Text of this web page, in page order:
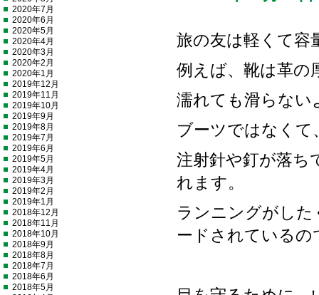
旅の友は軽くて容
例えば、靴は革の
濡れても滑らない
ブーツではなく
注射針や釘が落ち
れます。
ランニングがし
ードされているの
2020年7月
2020年6月
2020年5月
2020年4月
2020年3月
2020年2月
2020年1月
2019年12月
2019年11月
2019年10月
2019年9月
2019年8月
2019年7月
2019年6月
2019年5月
2019年4月
2019年3月
2019年2月
2019年1月
2018年12月
2018年11月
2018年10月
2018年9月
2018年8月
2018年7月
2018年6月
2018年5月